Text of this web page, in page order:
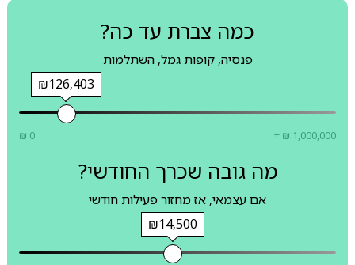
כמה צברת עד כה?
פנסיה, קופות גמל, השתלמות
₪126,403
₪ 0 + ₪ 1,000,000
מה גובה שכרך החודשי?
אם עצמאי, אז מחזור פעילות חודשי
₪14,500